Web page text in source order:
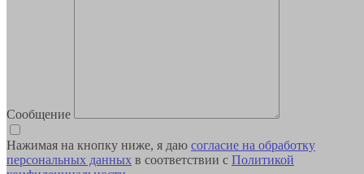
Сообщение
Нажимая на кнопку ниже, я даю согласие на обработку
персональных данных в соответствии с Политикой